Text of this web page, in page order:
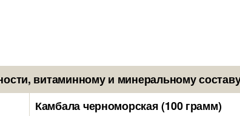
витаминному и минеральному
Камбала черноморская (100 грамм)